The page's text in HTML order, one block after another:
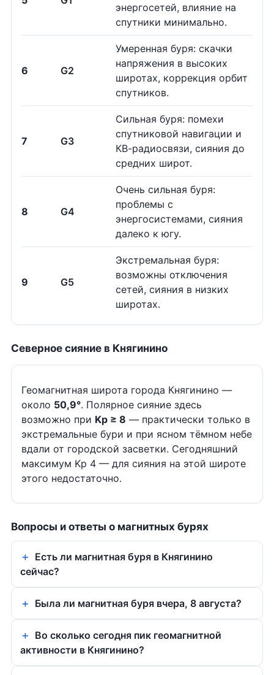
энергосетей, влияние на
спутники минимально.
6 G2
Умеренная буря: скачки
напряжения в высоких
широтах, коррекция орбит
спутников.
7 G3
Сильная буря: помехи
спутниковой навигации и
КВ-радиосвязи, сияния до
средних широт.
8 G4
Очень сильная буря:
проблемы с
энергосистемами, сияния
далеко к югу.
9 G5
Экстремальная буря:
возможны отключения
сетей, сияния в низких
широтах.
Северное сияние в Княгинино
Геомагнитная широта города Княгинино —
около 50,9°. Полярное сияние здесь
возможно при Kp ≥ 8 — практически только в
экстремальные бури и при ясном тёмном небе
вдали от городской засветки. Сегодняшний
максимум Kp 4 — для сияния на этой широте
этого недостаточно.
Вопросы и ответы о магнитных бурях
Есть ли магнитная буря в Княгинино
сейчас?
Была ли магнитная буря вчера, 8 августа?
Во сколько сегодня пик геомагнитной
активности в Княгинино?